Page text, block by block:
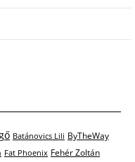
Batánovics Lili ByTheWay
Fat Phoenix Fehér Zoltán